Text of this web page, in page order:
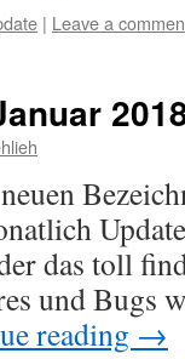
| Leave a
das toll
und Bugs
reading →